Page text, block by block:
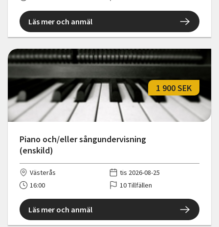
Läs mer och anmäl
Piano och/eller sångundervisning
(enskild)
1 900 SEK
Västerås
tis 2026-08-25
16:00
10 Tillfällen
Läs mer och anmäl